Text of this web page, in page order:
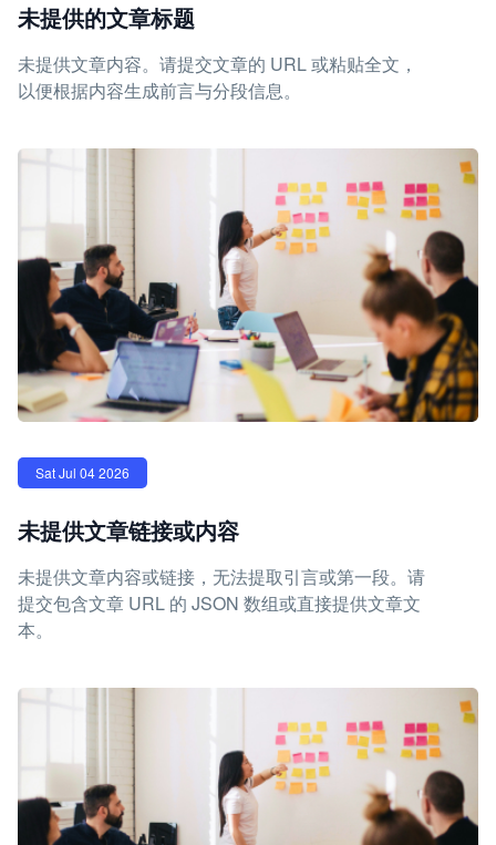
未提供的文章标题
未提供文章内容。请提交文章的 URL 或粘贴全文，
以便根据内容生成前言与分段信息。
Sat Jul 04 2026
未提供文章链接或内容
未提供文章内容或链接，无法提取引言或第一段。请
提交包含文章 URL 的 JSON 数组或直接提供文章文
本。